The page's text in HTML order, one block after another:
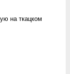
на ткацком